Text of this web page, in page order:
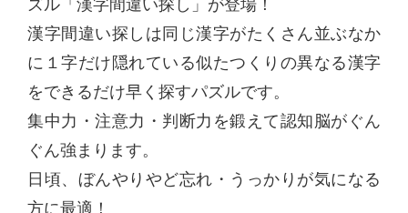
ズル「漢字間違い探し」が登場！
漢字間違い探しは同じ漢字がたくさん並ぶなか
に１字だけ隠れている似たつくりの異なる漢字
をできるだけ早く探すパズルです。
集中力・注意力・判断力を鍛えて認知脳がぐん
ぐん強まります。
日頃、ぼんやりやど忘れ・うっかりが気になる
方に最適！